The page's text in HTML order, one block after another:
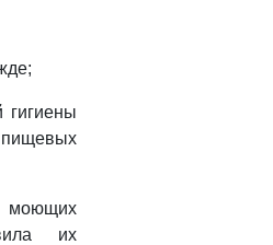
гигиены
моющих
их